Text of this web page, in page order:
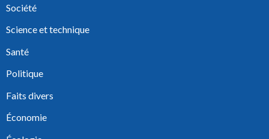
Société
Science et technique
Santé
Politique
Faits divers
Économie